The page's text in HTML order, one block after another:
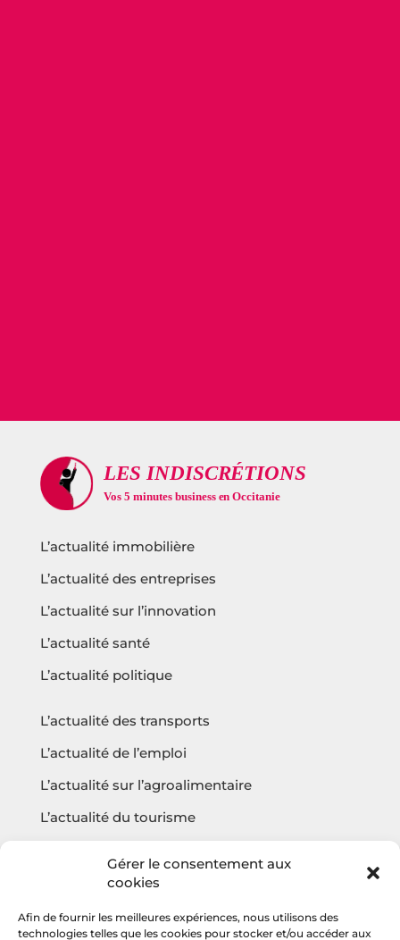
Gérer le consentement aux
cookies
Afin de fournir les meilleures expériences, nous utilisons des
technologies telles que les cookies pour stocker et/ou accéder aux
L’actualité immobilière
L’actualité des entreprises
L’actualité sur l’innovation
L’actualité santé
L’actualité politique
L’actualité des transports
L’actualité de l’emploi
L’actualité sur l’agroalimentaire
L’actualité du tourisme
Questions fréquentes